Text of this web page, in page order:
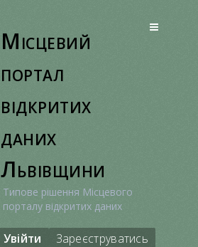
Місцевий
портал
відкритих
даних
Львівщини
Типове рішення Місцевого
порталу відкритих даних
Увійти Зареєструватись